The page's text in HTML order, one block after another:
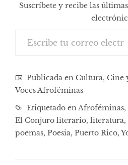
Suscríbete y recibe las
Publicada en Cultura, Cine
Voces Afroféminas
Etiquetado enAfroféminas,
El Conjuro literario, literatura,
poemas, Poesia, Puerto Rico,